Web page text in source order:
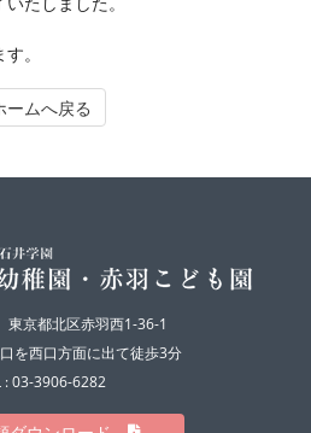
。
ームへ戻る
京都北区赤羽西1-36-1
を西口方面に出て徒歩3分
: 03-3906-6282